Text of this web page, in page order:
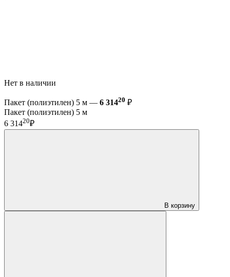
Нет в наличии
Пакет (полиэтилен) 5 м — 6 31420 ₽
Пакет (полиэтилен) 5 м
6 31420₽
В корзину